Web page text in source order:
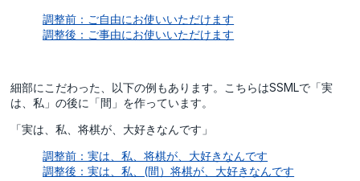
調整前：ご自由にお使いいただけます
調整後：ご事由にお使いいただけます
細部にこだわった、以下の例もあります。こちらはSSMLで「実
は、私」の後に「間」を作っています。
「実は、私、将棋が、大好きなんです」
調整前：実は、私、将棋が、大好きなんです
調整後：実は、私、(間）将棋が、大好きなんです